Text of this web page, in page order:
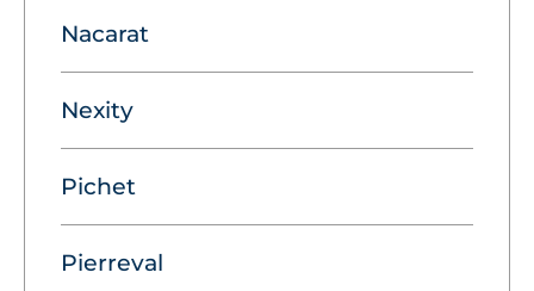
Nacarat
Nexity
Pichet
Pierreval